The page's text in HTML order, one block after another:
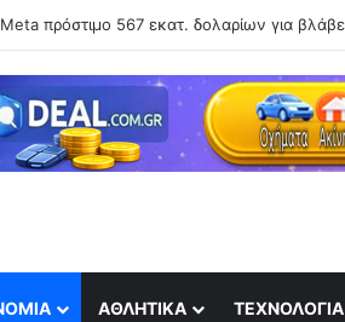
φωτογραφίες – Τι εξηγεί η ψυχολογία
ΑΘΛΗΤΙΚΆ ΤΕΧΝΟΛΟΓΊΑ